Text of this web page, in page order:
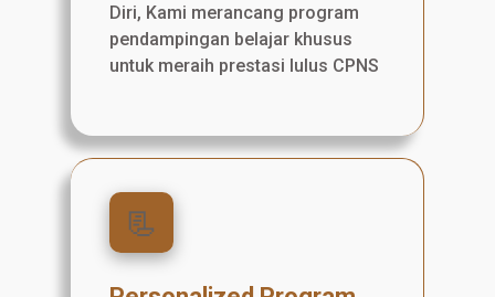
Diri, Kami merancang program
pendampingan belajar khusus
untuk meraih prestasi lulus CPNS
📃